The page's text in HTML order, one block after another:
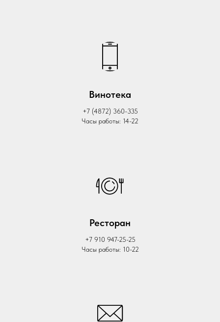
Винотека
+7 (4872) 360-335
Часы работы: 14-22
Ресторан
+7 910 947-25-25
Часы работы: 10-22